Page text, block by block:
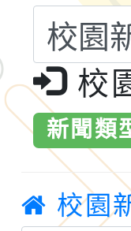
共運
桃「
案，
115
2026
鐵人
桃園
「
運動
2026
校
新聞類
校園